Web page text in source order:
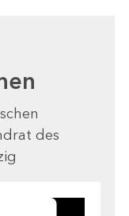
des